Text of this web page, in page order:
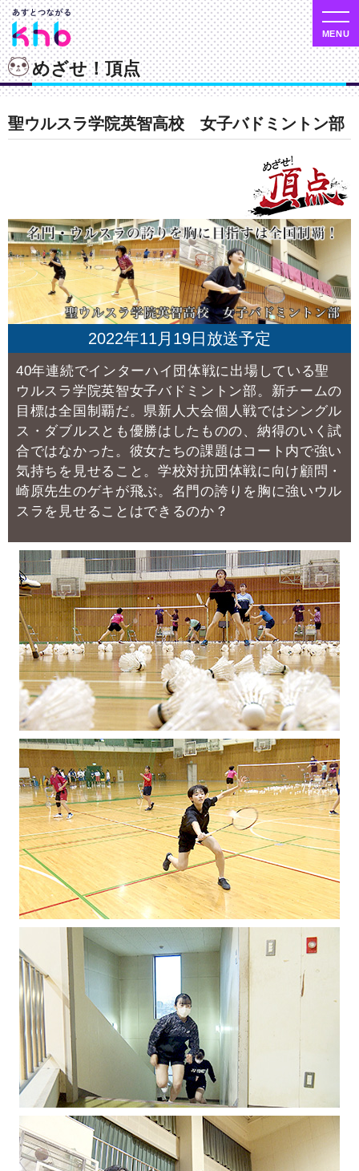
めざせ！頂点
聖ウルスラ学院英智高校 女子バドミントン部
2022年11月19日放送予定
40年連続でインターハイ団体戦に出場している聖
ウルスラ学院英智女子バドミントン部。 新チームの
目標は全国制覇だ。 県新人大会個人戦ではシングル
ス・ダブルスとも優勝はしたものの、納得のいく試
合ではなかった。 彼女たちの課題はコート内で強い
気持ちを見せること。 学校対抗団体戦に向け顧問・
崎原先生のゲキが飛ぶ。 名門の誇りを胸に強いウル
スラを見せることはできるのか？